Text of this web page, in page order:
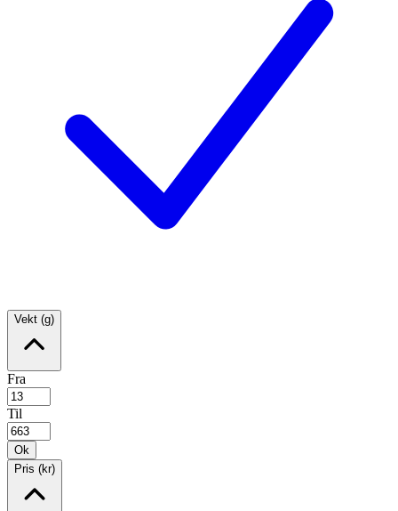
Vekt (g)
Fra
Til
Ok
Pris (kr)